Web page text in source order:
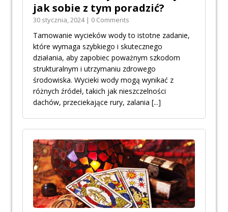
jak sobie z tym poradzić?
30 stycznia, 2024 | 0 Comments
Tamowanie wycieków wody to istotne zadanie,
które wymaga szybkiego i skutecznego
działania, aby zapobiec poważnym szkodom
strukturalnym i utrzymaniu zdrowego
środowiska. Wycieki wody mogą wynikać z
różnych źródeł, takich jak nieszczelności
dachów, przeciekające rury, zalania [...]